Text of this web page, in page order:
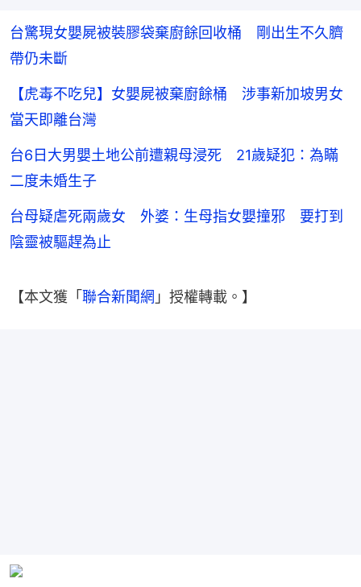
台驚現女嬰屍被裝膠袋棄廚餘回收桶 剛出生不久臍
帶仍未斷
【虎毒不吃兒】女嬰屍被棄廚餘桶 涉事新加坡男女
當天即離台灣
台6日大男嬰土地公前遭親母浸死 21歲疑犯：為瞞
二度未婚生子
台母疑虐死兩歲女 外婆：生母指女嬰撞邪 要打到
陰靈被驅趕為止
【本文獲「 聯合新聞網 」授權轉載。】